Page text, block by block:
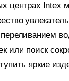
центрах Intex
или поиск
яркие